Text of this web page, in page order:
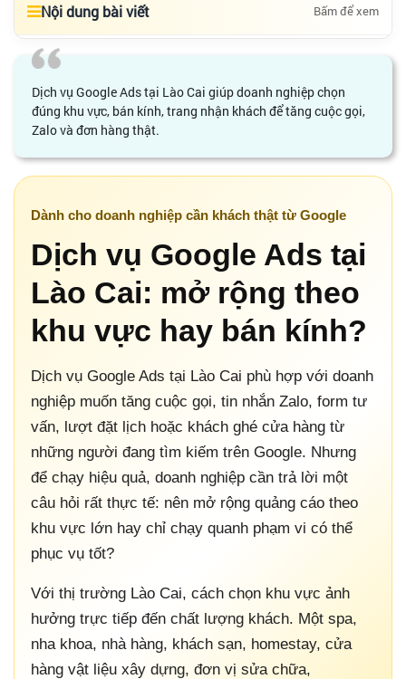
Nội dung bài viết Bấm để xem
Dịch vụ Google Ads tại Lào Cai giúp doanh nghiệp chọn
đúng khu vực, bán kính, trang nhận khách để tăng cuộc gọi,
Zalo và đơn hàng thật.
Dành cho doanh nghiệp cần khách thật từ Google
Dịch vụ Google Ads tại
Lào Cai: mở rộng theo
khu vực hay bán kính?
Dịch vụ Google Ads tại Lào Cai phù hợp với doanh
nghiệp muốn tăng cuộc gọi, tin nhắn Zalo, form tư
vấn, lượt đặt lịch hoặc khách ghé cửa hàng từ
những người đang tìm kiếm trên Google. Nhưng
để chạy hiệu quả, doanh nghiệp cần trả lời một
câu hỏi rất thực tế: nên mở rộng quảng cáo theo
khu vực lớn hay chỉ chạy quanh phạm vi có thể
phục vụ tốt?
Với thị trường Lào Cai, cách chọn khu vực ảnh
hưởng trực tiếp đến chất lượng khách. Một spa,
nha khoa, nhà hàng, khách sạn, homestay, cửa
hàng vật liệu xây dựng, đơn vị sửa chữa,